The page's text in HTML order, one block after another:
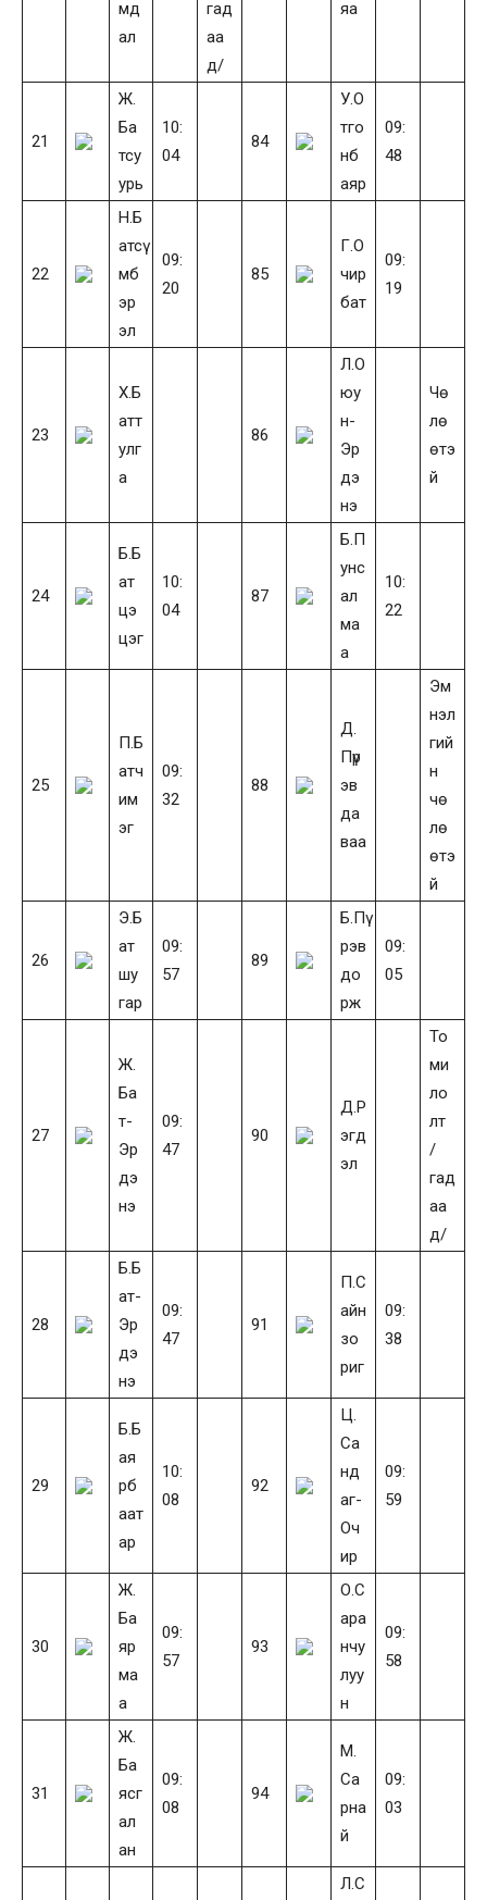
мд
ал
гад
аа
д/
яа
21
Ж.
Ба
тсу
урь
10:
04
84
У.О
тго
нб
аяр
09:
48
22
Н.Б
атсү
мб
эр
эл
09:
20
85
Г.О
чир
бат
09:
19
23
Х.Б
атт
улг
а
86
Л.О
юу
н-
Эр
дэ
нэ
Чө
лө
өтэ
й
24
Б.Б
ат
цэ
цэг
10:
04
87
Б.П
унс
ал
ма
а
10:
22
25
П.Б
атч
им
эг
09:
32
88
Д.
Пүр
эв
да
ваа
Эм
нэл
гий
н
чө
лө
өтэ
й
26
Э.Б
ат
шу
гар
09:
57
89
Б.Пү
рэв
до
рж
09:
05
27
Ж.
Ба
т-
Эр
дэ
нэ
09:
47
90
Д.Р
эгд
эл
То
ми
ло
лт
/
гад
аа
д/
28
Б.Б
ат-
Эр
дэ
нэ
09:
47
91
П.С
айн
зо
риг
09:
38
29
Б.Б
ая
рб
аат
ар
10:
08
92
Ц.
Са
нд
аг-
Оч
ир
09:
59
30
Ж.
Ба
яр
ма
а
09:
57
93
О.С
ара
нчу
луу
н
09:
58
31
Ж.
Ба
ясг
ал
ан
09:
08
94
М.
Са
рна
й
09:
03
Л.С